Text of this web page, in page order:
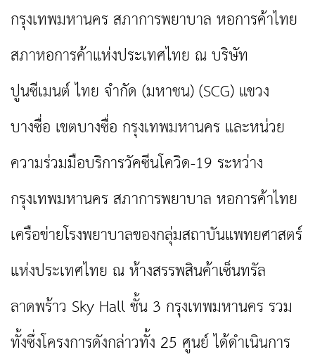
กรุงเทพมหานคร สภาการพยาบาล หอการค้าไทย
สภาหอการค้าแห่งประเทศไทย ณ บริษัท
ปูนซีเมนต์ ไทย จำกัด (มหาชน) (SCG) แขวง
บางซื่อ เขตบางซื่อ กรุงเทพมหานคร และหน่วย
ความร่วมมือบริการวัคซีนโควิด-19 ระหว่าง
กรุงเทพมหานคร สภาการพยาบาล หอการค้าไทย
เครือข่ายโรงพยาบาลของกลุ่มสถาบันแพทยศาสตร์
แห่งประเทศไทย ณ ห้างสรรพสินค้าเซ็นทรัล
ลาดพร้าว Sky Hall ชั้น 3 กรุงเทพมหานคร รวม
ทั้งซึ่งโครงการดังกล่าวทั้ง 25 ศูนย์ ได้ดำเนินการ